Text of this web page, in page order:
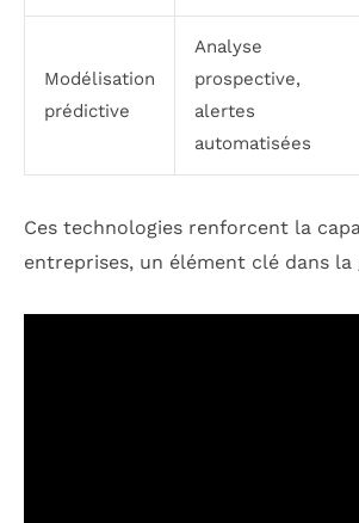
Modélisation
prédictive
Analyse
prospective,
alertes
automatisées
Ces technologies renforcent la
entreprises, un élément clé dans la